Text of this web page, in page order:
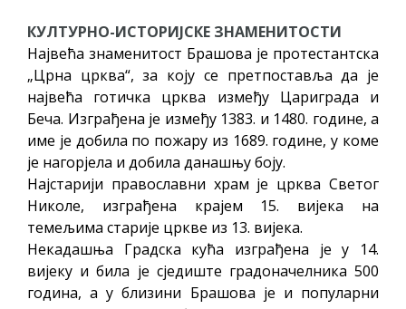
КУЛТУРНО-ИСТОРИЈСКЕ ЗНАМЕНИТОСТИ
Највећа знаменитост Брашова је протестантска
„Црна црква“, за коју се претпоставља да је
највећа готичка црква између Цариграда и
Беча. Изграђена је између 1383. и 1480. године, а
име је добила по пожару из 1689. године, у коме
је нагорјела и добила данашњу боју.
Најстарији православни храм је црква Светог
Николе, изграђена крајем 15. вијека на
темељима старије цркве из 13. вијека.
Некадашња Градска кућа изграђена је у 14.
вијеку и била је сједиште градоначелника 500
година, а у близини Брашова је и популарни